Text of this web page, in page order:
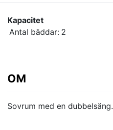
Kapacitet
Antal bäddar: 2
OM
Sovrum med en dubbelsäng.